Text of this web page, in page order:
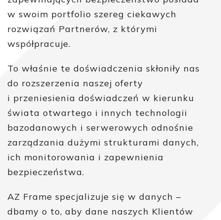
w swoim portfolio szereg ciekawych
rozwiązań Partnerów, z którymi
współpracuje.
To właśnie te doświadczenia skłoniły nas
do rozszerzenia naszej oferty
i przeniesienia doświadczeń w kierunku
świata otwartego i innych technologii
bazodanowych i serwerowych odnośnie
zarządzania dużymi strukturami danych,
ich monitorowania i zapewnienia
bezpieczeństwa.
AZ Frame specjalizuje się w danych –
dbamy o to, aby dane naszych Klientów